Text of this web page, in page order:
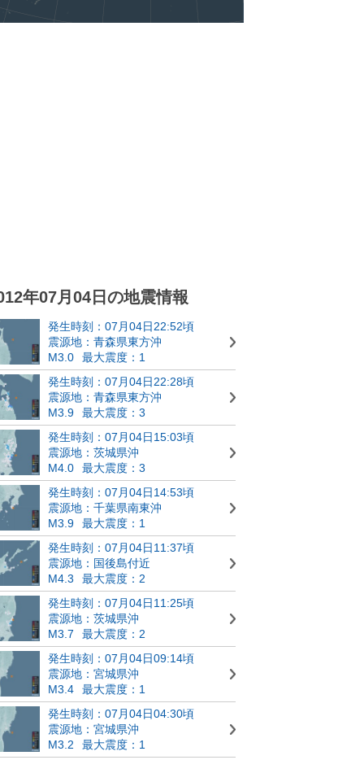
年07月04日の地震情報
発生時刻：07月04日22:52頃
震源地：青森県東方沖
M3.0
最大震度：1
発生時刻：07月04日22:28頃
震源地：青森県東方沖
M3.9
最大震度：3
発生時刻：07月04日15:03頃
震源地：茨城県沖
M4.0
最大震度：3
発生時刻：07月04日14:53頃
震源地：千葉県南東沖
M3.9
最大震度：1
発生時刻：07月04日11:37頃
震源地：国後島付近
M4.3
最大震度：2
発生時刻：07月04日11:25頃
震源地：茨城県沖
M3.7
最大震度：2
発生時刻：07月04日09:14頃
震源地：宮城県沖
M3.4
最大震度：1
発生時刻：07月04日04:30頃
震源地：宮城県沖
M3.2
最大震度：1